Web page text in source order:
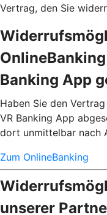
Vertrag, den Sie
Banking App
Haben Sie den
VR Banking App
dort unmittelbar nach
Zum OnlineBanking
unserer